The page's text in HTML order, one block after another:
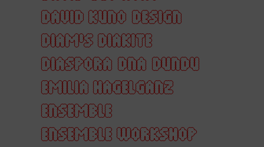
DAVID KUNO DESIGN
DIAM'S DIAKITE
DIASPORA DNA DUNDU
EMILIA HAGELGANZ
ENSEMBLE
ENSEMBLE WORKSHOP